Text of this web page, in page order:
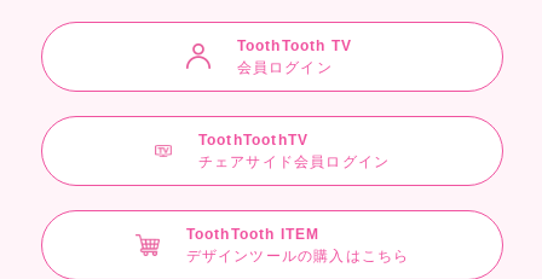
ToothTooth TV
会員ログイン
ToothToothTV
チェアサイド会員ログイン
ToothTooth ITEM
デザインツールの購入はこちら